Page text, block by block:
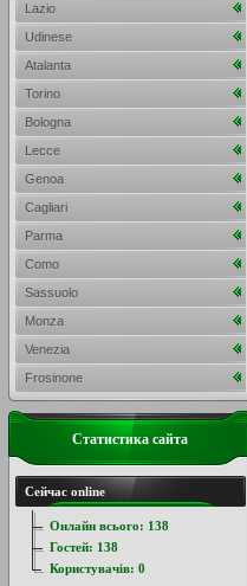
Lazio
Udinese
Atalanta
Torino
Bologna
Lecce
Genoa
Cagliari
Parma
Como
Sassuolo
Monza
Venezia
Frosinone
Статистика сайта
Сейчас online
Онлайн всього: 138
Гостей: 138
Користувачів: 0